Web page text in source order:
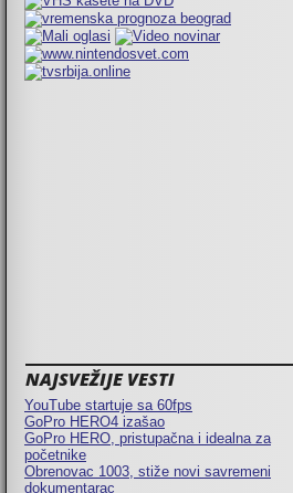
NAJSVEŽIJE VESTI
YouTube startuje sa 60fps
GoPro HERO4 izašao
GoPro HERO, pristupačna i idealna za
početnike
Obrenovac 1003, stiže novi savremeni
dokumentarac